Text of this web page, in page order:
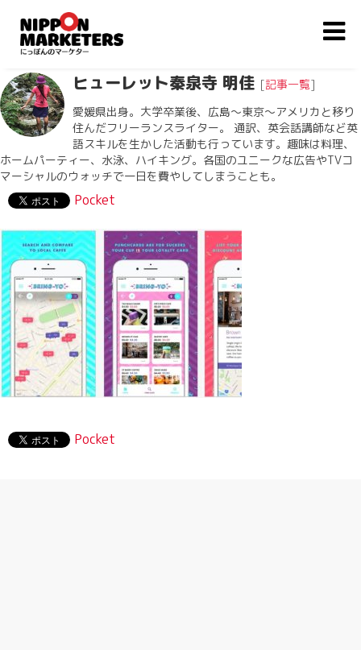
ヒューレット秦泉寺 明佳 [記事一覧]
愛媛県出身。大学卒業後、広島〜東京〜アメリカと移り
住んだフリーランスライター。 通訳、英会話講師など英
語スキルを生かした活動も行っています。趣味は料理、
ホームパーティー、水泳、ハイキング。各国のユニークな広告やTVコ
マーシャルのウォッチで一日を費やしてしまうことも。
Pocket
Pocket